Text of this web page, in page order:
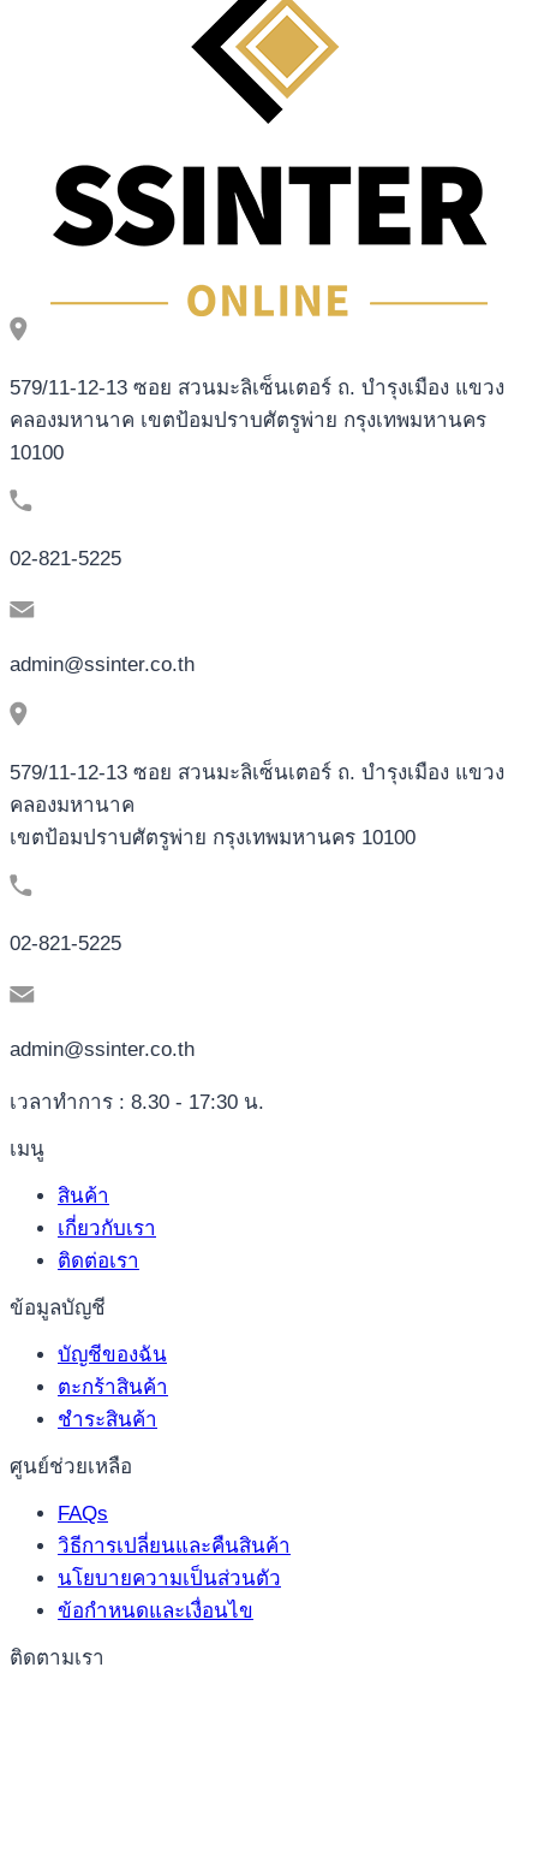
Casino
Bonus
579/11-12-13 ซอย สวนมะลิเซ็นเตอร์ ถ. บำรุงเมือง แขวง
คลองมหานาค เขตป้อมปราบศัตรูพ่าย กรุงเทพมหานคร
10100
02-821-5225
admin@ssinter.co.th
579/11-12-13 ซอย สวนมะลิเซ็นเตอร์ ถ. บำรุงเมือง แขวง
คลองมหานาค
เขตป้อมปราบศัตรูพ่าย กรุงเทพมหานคร 10100
02-821-5225
admin@ssinter.co.th
เวลาทำการ : 8.30 - 17:30 น.
เมนู
สินค้า
เกี่ยวกับเรา
ติดต่อเรา
ข้อมูลบัญชี
บัญชีของฉัน
ตะกร้าสินค้า
ชำระสินค้า
ศูนย์ช่วยเหลือ
FAQs
วิธีการเปลี่ยนและคืนสินค้า
นโยบายความเป็นส่วนตัว
ข้อกำหนดและเงื่อนไข
ติดตามเรา